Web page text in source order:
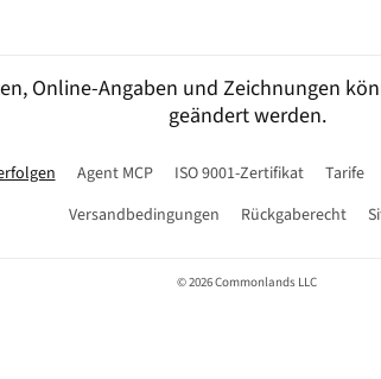
Online-Angaben und Zeichnungen
geändert werden.
Agent MCP ISO 9001-Zertifikat Tarife
Versandbedingungen
Rückgaberecht
© 2026 Commonlands LLC